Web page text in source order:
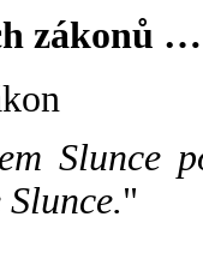
zákonů …
Slunce
"